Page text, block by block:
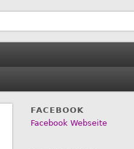
FACEBOOK
Facebook Webseite